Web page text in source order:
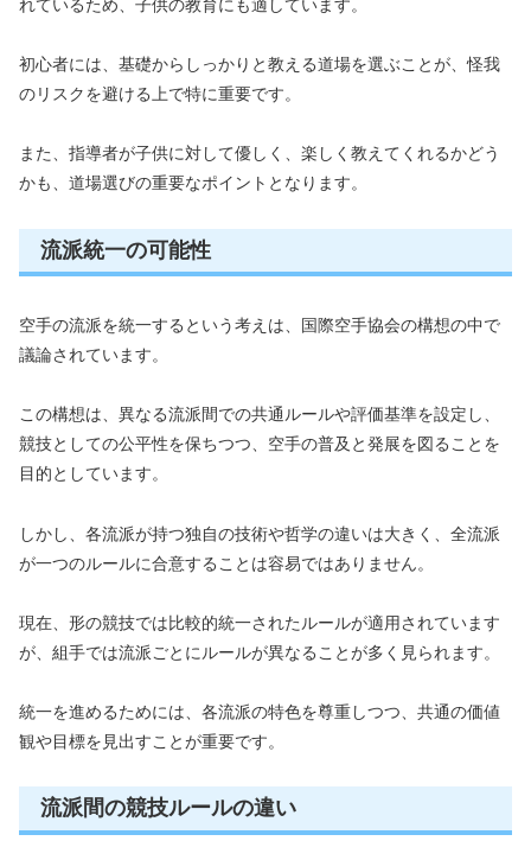
れているため、子供の教育にも適しています。
初心者には、基礎からしっかりと教える道場を選ぶことが、怪我
のリスクを避ける上で特に重要です。
また、指導者が子供に対して優しく、楽しく教えてくれるかどう
かも、道場選びの重要なポイントとなります。
流派統一の可能性
空手の流派を統一するという考えは、国際空手協会の構想の中で
議論されています。
この構想は、異なる流派間での共通ルールや評価基準を設定し、
競技としての公平性を保ちつつ、空手の普及と発展を図ることを
目的としています。
しかし、各流派が持つ独自の技術や哲学の違いは大きく、全流派
が一つのルールに合意することは容易ではありません。
現在、形の競技では比較的統一されたルールが適用されています
が、組手では流派ごとにルールが異なることが多く見られます。
統一を進めるためには、各流派の特色を尊重しつつ、共通の価値
観や目標を見出すことが重要です。
流派間の競技ルールの違い